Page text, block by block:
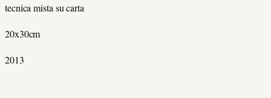
tecnica mista su carta
20x30cm
2013